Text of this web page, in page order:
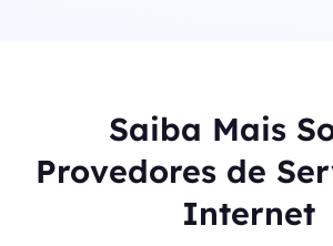
Saiba Mais
Provedores de
Internet